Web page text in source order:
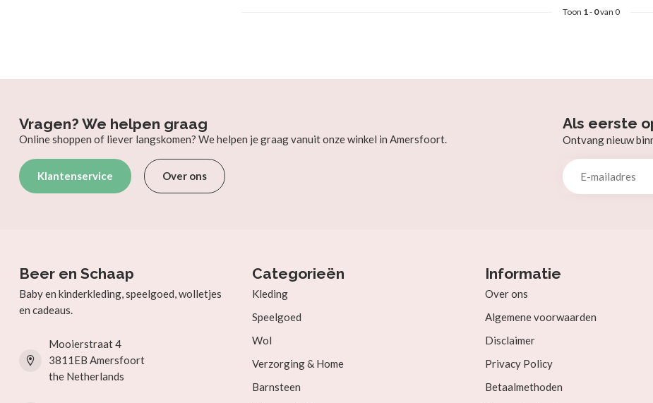
Toon 1- 0van 0
Vragen? We helpen graag
Online shoppen of liever langskomen? We helpen je graag vanuit onze winkel in Amersfoort.
Klantenservice Over ons
Als eerste
Ontvang nieuw
Beer en Schaap
Baby en kinderkleding, speelgoed, wolletjes
en cadeaus.
Mooierstraat 4
3811EB Amersfoort
the Netherlands
Categorieën
Kleding
Speelgoed
Wol
Verzorging & Home
Barnsteen
Informatie
Over ons
Algemene voorwaarden
Disclaimer
Privacy Policy
Betaalmethoden